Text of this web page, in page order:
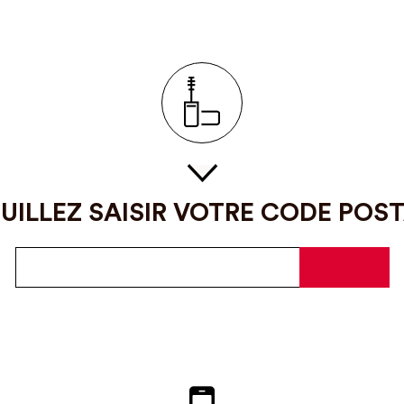
SAISIR VOTRE CODE